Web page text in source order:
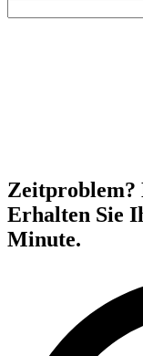
Zeitproblem?
Erhalten Sie
Minute.